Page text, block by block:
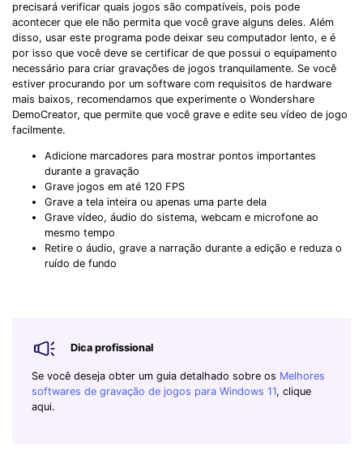
precisará verificar quais jogos são compatíveis, pois pode
acontecer que ele não permita que você grave alguns deles. Além
disso, usar este programa pode deixar seu computador lento, e é
por isso que você deve se certificar de que possui o equipamento
necessário para criar gravações de jogos tranquilamente. Se você
estiver procurando por um software com requisitos de hardware
mais baixos, recomendamos que experimente o Wondershare
DemoCreator, que permite que você grave e edite seu vídeo de jogo
facilmente.
Adicione marcadores para mostrar pontos importantes
durante a gravação
Grave jogos em até 120 FPS
Grave a tela inteira ou apenas uma parte dela
Grave vídeo, áudio do sistema, webcam e microfone ao
mesmo tempo
Retire o áudio, grave a narração durante a edição e reduza o
ruído de fundo
Dica profissional
Se você deseja obter um guia detalhado sobre os Melhores
softwares de gravação de jogos para Windows 11, clique
aqui.